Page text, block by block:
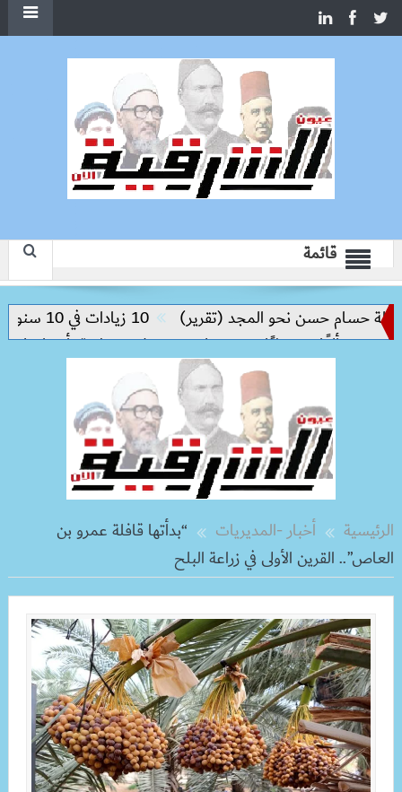
قائمة
حسن نحو المجد (تقرير)
10 زيادات في 10 سنوات.. هل حان الوقت لرفع دعم البنزين نهائيا؟
حملات بيطرية بأسوان لتحصين
الرئيسية أخبار -المديريات
“بدأتها قافلة عمرو بن
العاص”.. القرين الأولى في زراعة البلح